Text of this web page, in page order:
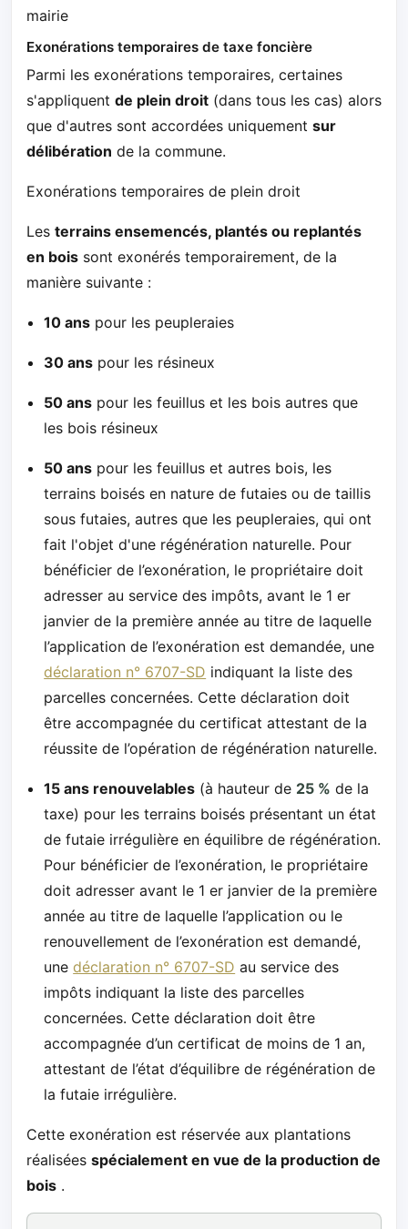
mairie
Exonérations temporaires de taxe foncière
Parmi les exonérations temporaires, certaines
s'appliquent de plein droit (dans tous les cas) alors
que d'autres sont accordées uniquement sur
délibération de la commune.
Exonérations temporaires de plein droit
Les terrains ensemencés, plantés ou replantés
en bois sont exonérés temporairement, de la
manière suivante :
10 ans pour les peupleraies
30 ans pour les résineux
50 ans pour les feuillus et les bois autres que
les bois résineux
50 ans pour les feuillus et autres bois, les
terrains boisés en nature de futaies ou de taillis
sous futaies, autres que les peupleraies, qui ont
fait l'objet d'une régénération naturelle. Pour
bénéficier de l’exonération, le propriétaire doit
adresser au service des impôts, avant le 1 er
janvier de la première année au titre de laquelle
l’application de l’exonération est demandée, une
déclaration n° 6707-SD indiquant la liste des
parcelles concernées. Cette déclaration doit
être accompagnée du certificat attestant de la
réussite de l’opération de régénération naturelle.
15 ans renouvelables (à hauteur de 25 % de la
taxe) pour les terrains boisés présentant un état
de futaie irrégulière en équilibre de régénération.
Pour bénéficier de l’exonération, le propriétaire
doit adresser avant le 1 er janvier de la première
année au titre de laquelle l’application ou le
renouvellement de l’exonération est demandé,
unedéclaration n° 6707-SD au service des
impôts indiquant la liste des parcelles
concernées. Cette déclaration doit être
accompagnée d’un certificat de moins de 1 an,
attestant de l’état d’équilibre de régénération de
la futaie irrégulière.
Cette exonération est réservée aux plantations
réalisées spécialement en vue de la production de
bois .